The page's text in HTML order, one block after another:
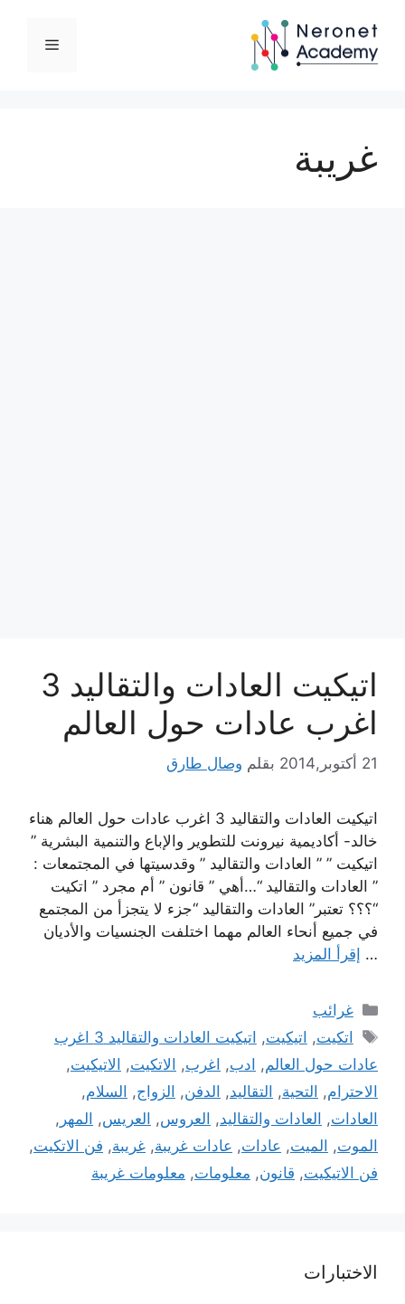
المحتوى
القائمة
غريبة
اتيكيت العادات والتقاليد 3
اغرب عادات حول العالم
21 أكتوبر,2014 بقلم وصال طارق
اتيكيت العادات والتقاليد 3 اغرب عادات حول العالم هناء
خالد- أكاديمية نيرونت للتطوير والإباع والتنمية البشرية ”
اتيكيت ” ” العادات والتقاليد ” وقدسيتها في المجتمعات :
” العادات والتقاليد “…أهي ” قانون ” أم مجرد ” اتكيت
“؟؟؟ تعتبر” العادات والتقاليد “جزء لا يتجزأ من المجتمع
في جميع أنحاء العالم مهما اختلفت الجنسيات والأديان
… إقرأ المزيد
التصنيفات
غرائب
الوسوم
اتكيت, اتيكيت,
اتيكيت العادات والتقاليد 3 اغرب
عادات حول العالم, ادب, اغرب, الاتكيت, الاتيكيت,
الاحترام, التحية, التقاليد, الدفن, الزواج, السلام,
العادات, العادات والتقاليد, العروس, العريس, المهر ,
الموت, الميت, عادات, عادات غريبة, غريبة, فن الاتكيت,
فن الاتيكيت, قانون, معلومات, معلومات غريبة
الاختبارات